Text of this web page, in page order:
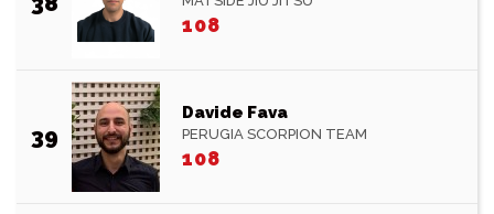
108
39
Davide Fava
PERUGIA SCORPION TEAM
108